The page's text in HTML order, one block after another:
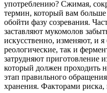
употреблению? Сжимая,
термин, который вам
обойти фазу созревания.
заставляют мукомолов
искусственно, изменяют, и я
реологические, так и
затрудняют приготовление
который должен проходить
этап правильного
хранения. Факторами